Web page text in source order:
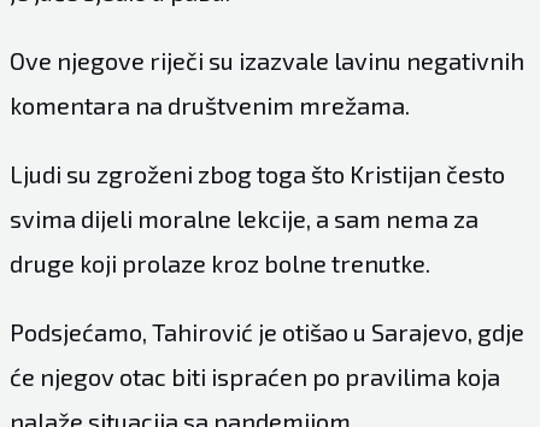
Ove njegove riječi su izazvale lavinu negativnih
komentara na društvenim mrežama.
Ljudi su zgroženi zbog toga što Kristijan često
svima dijeli moralne lekcije, a sam nema za
druge koji prolaze kroz bolne trenutke.
Podsjećamo, Tahirović je otišao u Sarajevo, gdje
će njegov otac biti ispraćen po pravilima koja
nalaže situacija sa pandemijom.